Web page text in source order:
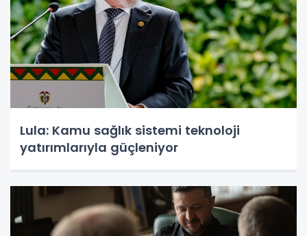
Lula: Kamu sağlık sistemi teknoloji
yatırımlarıyla güçleniyor